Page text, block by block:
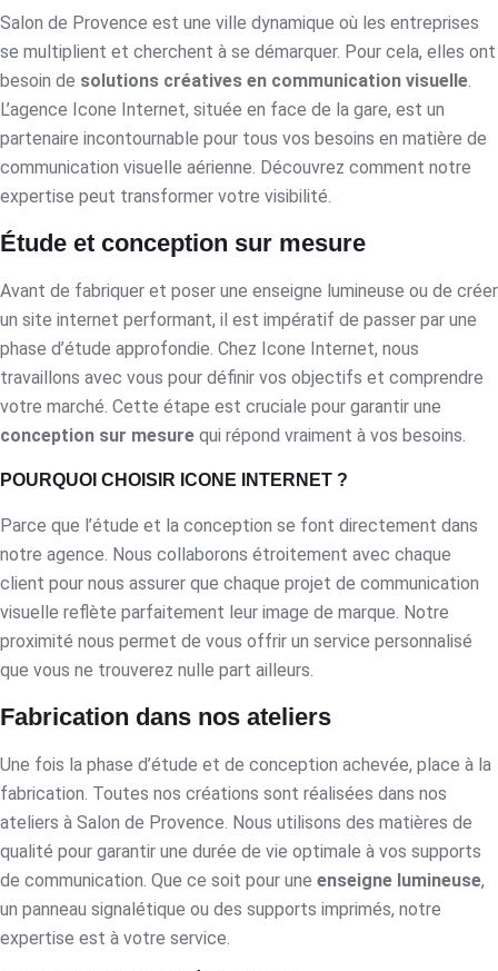
Salon de Provence est une ville dynamique où les entreprises
se multiplient et cherchent à se démarquer. Pour cela, elles ont
besoin de solutions créatives en communication visuelle
L’agence Icone Internet, située en face de la gare, est un
partenaire incontournable pour tous vos besoins en matière de
communication visuelle aérienne. Découvrez comment notre
expertise peut transformer votre visibilité.
Étude et conception sur mesure
Avant de fabriquer et poser une enseigne lumineuse ou de créer
un site internet performant, il est impératif de passer par une
phase d’étude approfondie. Chez Icone Internet, nous
travaillons avec vous pour définir vos objectifs et comprendre
votre marché. Cette étape est cruciale pour garantir une
conception sur mesure qui répond vraiment à vos besoins.
POURQUOI CHOISIR ICONE INTERNET ?
Parce que l’étude et la conception se font directement dans
notre agence. Nous collaborons étroitement avec chaque
client pour nous assurer que chaque projet de communication
visuelle reflète parfaitement leur image de marque. Notre
proximité nous permet de vous offrir un service personnalisé
que vous ne trouverez nulle part ailleurs.
Fabrication dans nos ateliers
Une fois la phase d’étude et de conception achevée, place à la
fabrication. Toutes nos créations sont réalisées dans nos
ateliers à Salon de Provence. Nous utilisons des matières de
qualité pour garantir une durée de vie optimale à vos supports
de communication. Que ce soit pour une enseigne lumineuse,
un panneau signalétique ou des supports imprimés, notre
expertise est à votre service.